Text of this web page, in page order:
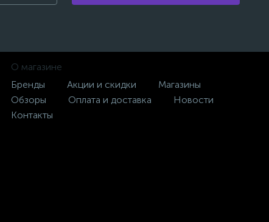
О магазине
Бренды
Акции и скидки
Магазины
Обзоры
Оплата и доставка
Новости
Контакты